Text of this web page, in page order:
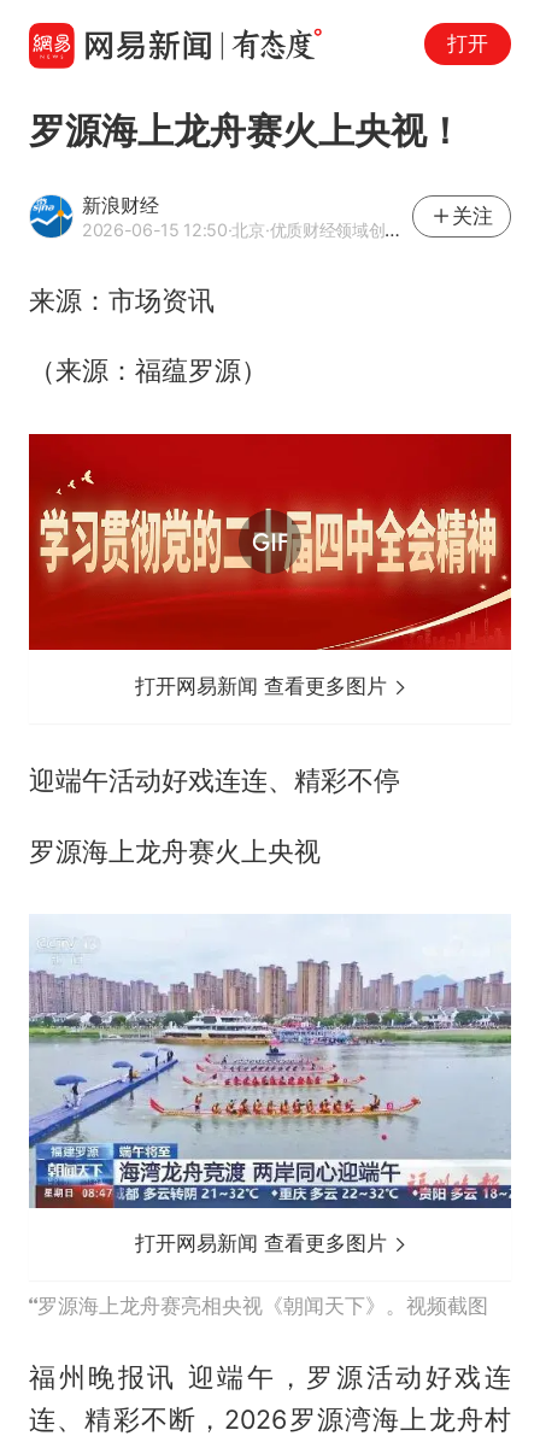
打开
罗源海上龙舟赛火上央视！
新浪财经
2026-06-15 12:50·北京·优质财经领域创作者
关注
来源：市场资讯
（来源：福蕴罗源）
打开网易新闻 查看更多图片
迎端午活动好戏连连、精彩不停
罗源海上龙舟赛火上央视
打开网易新闻 查看更多图片
罗源海上龙舟赛亮相央视《朝闻天下》。视频截图
福州晚报讯 迎端午，罗源活动好戏连
连、精彩不断，2026罗源湾海上龙舟村